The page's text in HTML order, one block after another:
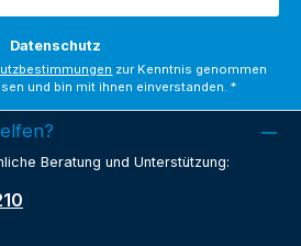
Datenschutz
zur Kenntnis genommen
und bin mit ihnen einverstanden. *
Beratung und Unterstützung: